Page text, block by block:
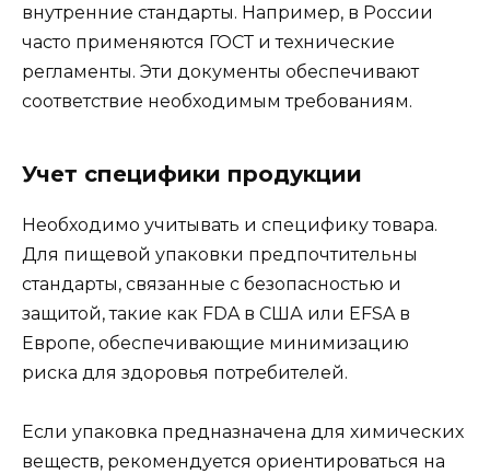
внутренние стандарты. Например, в России
часто применяются ГОСТ и технические
регламенты. Эти документы обеспечивают
соответствие необходимым требованиям.
Учет специфики продукции
Необходимо учитывать и специфику товара.
Для пищевой упаковки предпочтительны
стандарты, связанные с безопасностью и
защитой, такие как FDA в США или EFSA в
Европе, обеспечивающие минимизацию
риска для здоровья потребителей.
Если упаковка предназначена для химических
веществ, рекомендуется ориентироваться на